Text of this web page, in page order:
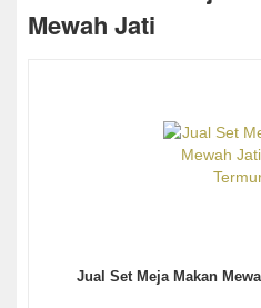
Mewah Jati
Jual Set Meja Makan